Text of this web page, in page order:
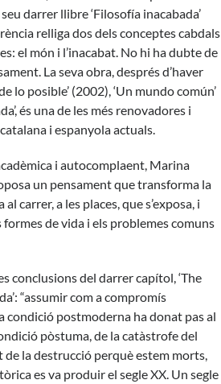
darrer llibre ‘Filosofía inacabada’
relliga dos dels conceptes cabdals
el món i l’inacabat. No hi ha dubte de
La seva obra, després d’haver
lo posible’ (2002), ‘Un mundo común’
és una de les més renovadores i
i espanyola actuals.
i autocomplaent, Marina
un pensament que transforma la
carrer, a les places, que s’exposa, i
de vida i els problemes comuns
conclusions del darrer capítol, ‘The
“assumir com a compromís
condició postmoderna ha donat pas al
pòstuma, de la catàstrofe del
de la destrucció perquè estem morts,
es va produir el segle XX. Un segle